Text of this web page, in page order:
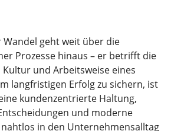
geht weit über die
Prozesse hinaus – er betrifft die
und Arbeitsweise eines
langfristigen Erfolg zu sichern, ist
kundenzentrierte Haltung,
und moderne
in den Unternehmensalltag